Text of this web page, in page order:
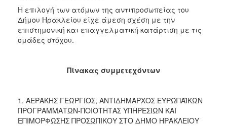
Η επιλογή των ατόμων της αντιπροσωπείας του
Δήμου Ηρακλείου είχε άμεση σχέση με την
επιστημονική και επαγγελματική κατάρτιση με τις
ομάδες στόχου.
Πίνακας συμμετεχόντων
1. AΕΡΑΚΗΣ ΓΕΩΡΓΙΟΣ, ΑΝΤΙΔΗΜΑΡΧΟΣ EΥΡΩΠΑΪΚΩΝ
ΠΡΟΓΡΑΜΜΑΤΩΝ-ΠΟΙΟΤΗΤΑΣ ΥΠΗΡΕΣΙΩΝ ΚΑΙ
ΕΠΙΜΟΡΦΩΣΗΣ ΠΡΟΣΩΠΙΚΟΥ ΣΤΟ ΔΗΜΟ ΗΡΑΚΛΕΙΟΥ